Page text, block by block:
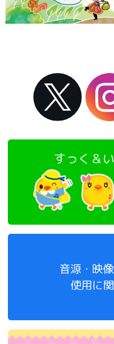
すっく＆
音源・映
使用に